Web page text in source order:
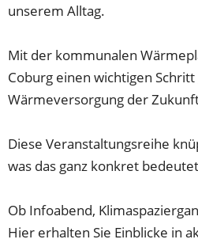
unserem Alltag.
Mit der kommunalen
Coburg einen wichtigen
Wärmeversorgung der
Diese Veranstaltungsreihe
was das ganz konkret
Ob Infoabend,
Hier erhalten Sie Einblicke in